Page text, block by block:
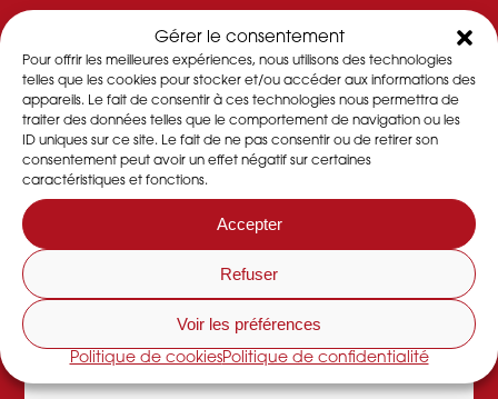
Gérer le consentement
Pour offrir les meilleures expériences, nous utilisons des technologies
telles que les cookies pour stocker et/ou accéder aux informations des
appareils. Le fait de consentir à ces technologies nous permettra de
traiter des données telles que le comportement de navigation ou les
ID uniques sur ce site. Le fait de ne pas consentir ou de retirer son
consentement peut avoir un effet négatif sur certaines
caractéristiques et fonctions.
Accepter
Refuser
Voir les préférences
Politique de cookiesPolitique de confidentialité
Caractéristiques
Dans chacun de nosdéshydrateurs se trouve une
roue déshydratante qui permet d’abaisser le
taux d’humidité d’un local ou d’un atelier de
SCOP proposant la vente, location et
déshumidificateurs d’air et roues dessicantes.
En savoir plus